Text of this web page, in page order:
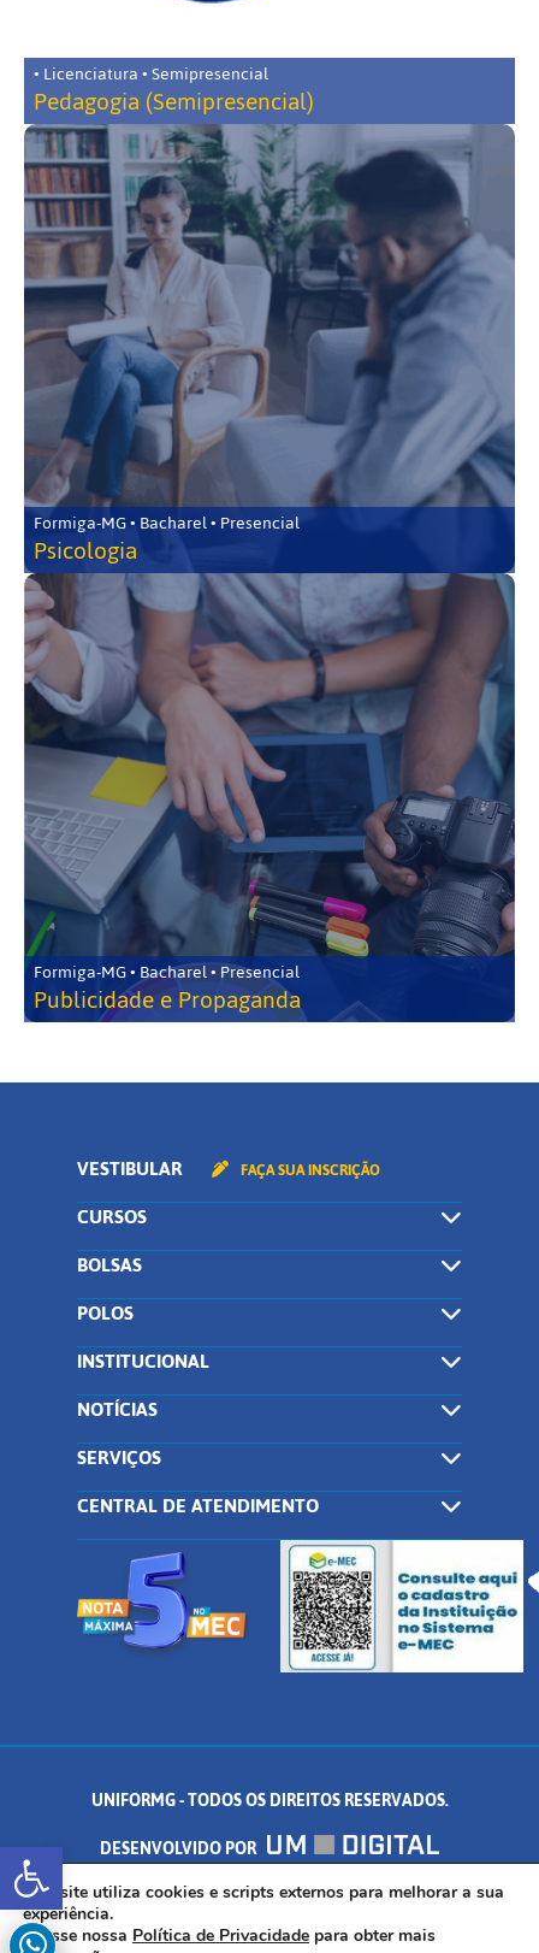
Abrir a barra de ferramentas
• Licenciatura • Semipresencial
Pedagogia (Semipresencial)
Formiga-MG • Bacharel • Presencial
Psicologia
Formiga-MG • Bacharel • Presencial
Publicidade e Propaganda
VESTIBULAR FAÇA SUA INSCRIÇÃO
CURSOS
BOLSAS
POLOS
INSTITUCIONAL
NOTÍCIAS
SERVIÇOS
CENTRAL DE ATENDIMENTO
UNIFORMG - TODOS OS DIREITOS RESERVADOS.
DESENVOLVIDO POR
AV. DR. ARNALDO DE SENNA, 328 - PALMEIRAS, FORMIGA/MG - CEP:
35.574.530
Este site utiliza cookies e scripts externos para melhorar a sua
experiência.
Acesse nossa Política de Privacidade para obter mais